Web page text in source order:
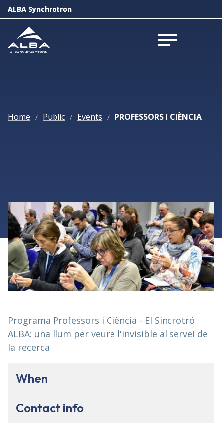
ALBA Synchrotron
Open menu
Home / Public / Events / PROFESSORS I CIÈNCIA
Programa Professors i Ciència - El Sincrotró
ALBA: una llum per veure l'invisible al servei de
la recerca
When
Contact info
ALBA Synchrotron
Open menu